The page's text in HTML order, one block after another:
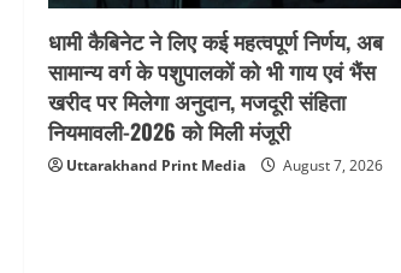
धामी कैबिनेट ने लिए कई महत्वपूर्ण निर्णय, अब
सामान्य वर्ग के पशुपालकों को भी गाय एवं भैंस
खरीद पर मिलेगा अनुदान, मजदूरी संहिता
नियमावली-2026 को मिली मंजूरी
Uttarakhand Print Media August 7, 2026